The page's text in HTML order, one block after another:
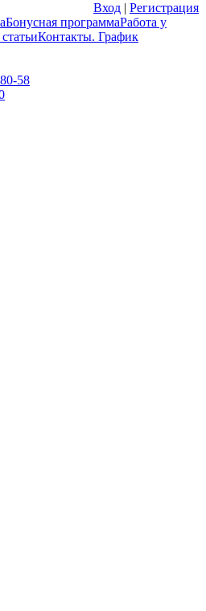
Вход | Регистрация
Бонусная программаРабота у
Контакты. График
58